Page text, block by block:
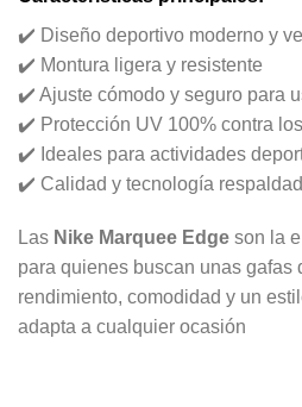
✔️ Diseño deportivo moderno y
✔️ Montura ligera y resistente
✔️ Ajuste cómodo y seguro para
✔️ Protección UV 100% contra
✔️ Ideales para actividades
✔️ Calidad y tecnología
Las Nike Marquee Edge son la
para quienes buscan unas gafas
rendimiento, comodidad y un
adapta a cualquier ocasión